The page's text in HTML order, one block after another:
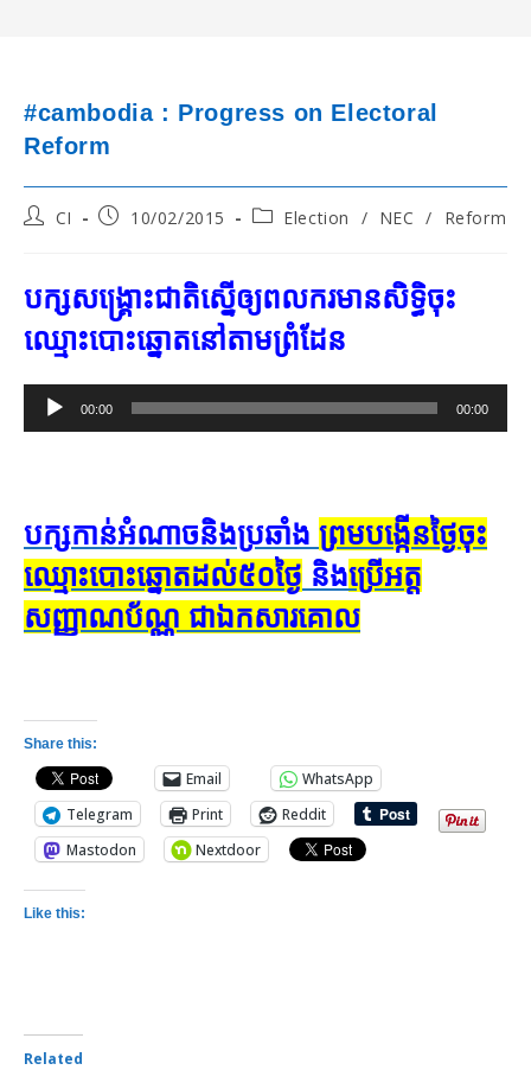
#cambodia : Progress on Electoral
Reform
PostCI
Post10/02/2015
PostElection / NEC / Reform
បក្ស​សង្គ្រោះ​ជាតិ​ស្នើ​ឲ្យ​ពលករ​មាន​សិទ្ធិ​ចុះ​
ឈ្មោះ​បោះ​ឆ្នោត​នៅ​តាម​ព្រំដែន
Audio
Player
00:00 00:00
បក្សកាន់អំណាច​និង​ប្រឆាំង​ ព្រម​បង្កើន​ថ្ងៃ​ចុះ​
ឈ្មោះ​បោះ​ឆ្នោត​​ដល់​​៥០​ថ្ងៃ ​និង​ប្រើ​អត្ត​
សញ្ញាណ​ប័ណ្ណ ​ជា​ឯក​សារ​គោល
Share this:
Email
WhatsApp
Telegram
Print
Reddit
Mastodon
Nextdoor
Like this:
Related